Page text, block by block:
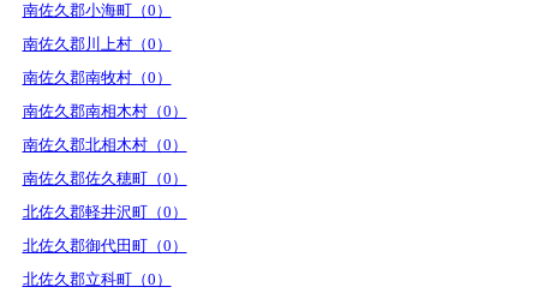
南佐久郡小海町（0）
南佐久郡川上村（0）
南佐久郡南牧村（0）
南佐久郡南相木村（0）
南佐久郡北相木村（0）
南佐久郡佐久穂町（0）
北佐久郡軽井沢町（0）
北佐久郡御代田町（0）
北佐久郡立科町（0）